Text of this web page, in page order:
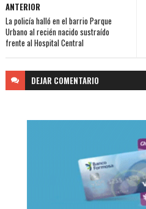
ANTERIOR
La policía halló en el barrio Parque
Urbano al recién nacido sustraído
frente al Hospital Central
DEJAR COMENTARIO